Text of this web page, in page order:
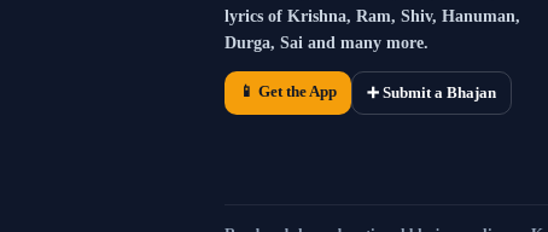
lyrics of Krishna, Ram, Shiv, Hanuman,
Durga, Sai and many more.
📱 Get the App ➕ Submit a Bhajan